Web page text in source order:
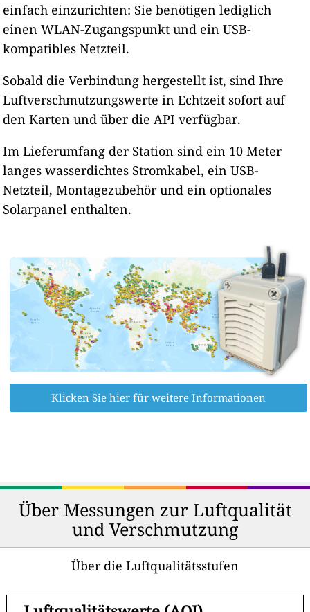
einfach einzurichten: Sie benötigen lediglich
einen WLAN-Zugangspunkt und ein USB-
kompatibles Netzteil.
Sobald die Verbindung hergestellt ist, sind Ihre
Luftverschmutzungswerte in Echtzeit sofort auf
den Karten und über die API verfügbar.
Im Lieferumfang der Station sind ein 10 Meter
langes wasserdichtes Stromkabel, ein USB-
Netzteil, Montagezubehör und ein optionales
Solarpanel enthalten.
Klicken Sie hier für weitere Informationen
Über Messungen zur Luftqualität
und Verschmutzung
Über die Luftqualitätsstufen